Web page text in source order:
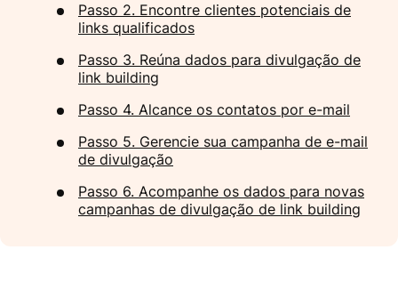
Passo 2. Encontre clientes potenciais de
links qualificados
Passo 3. Reúna dados para divulgação de
link building
Passo 4. Alcance os contatos por e-mail
Passo 5. Gerencie sua campanha de e-mail
de divulgação
Passo 6. Acompanhe os dados para novas
campanhas de divulgação de link building